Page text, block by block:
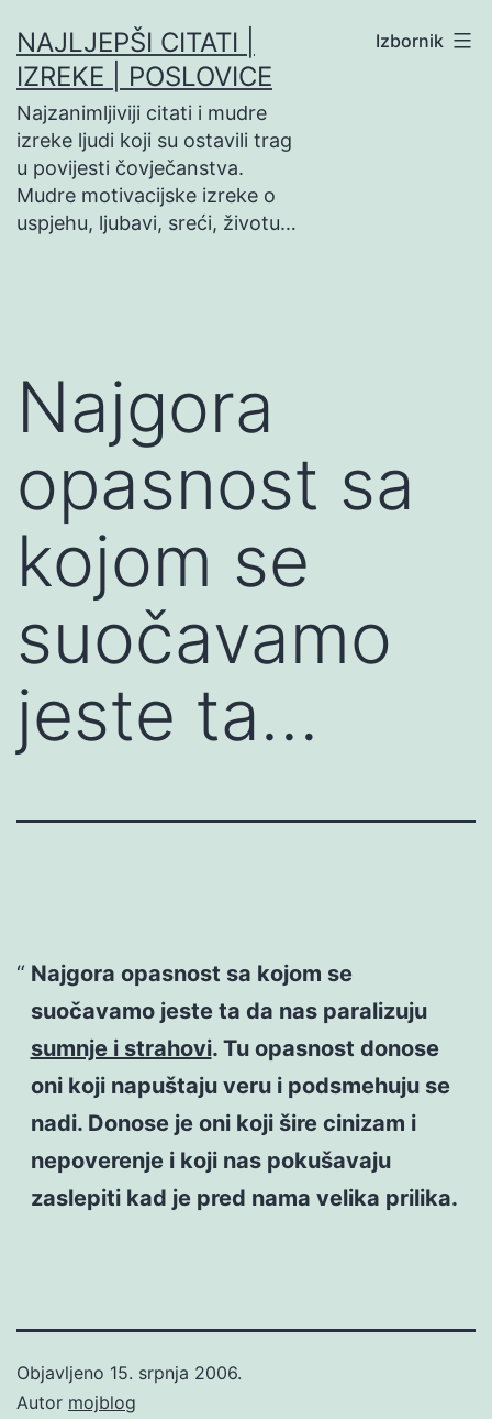
na
sadržaj
NAJLJEPŠI CITATI |
IZREKE | POSLOVICE
Najzanimljiviji citati i mudre
izreke ljudi koji su ostavili trag
u povijesti čovječanstva.
Mudre motivacijske izreke o
uspjehu, ljubavi, sreći, životu…
Izbornik
Najgora
opasnost sa
kojom se
suočavamo
jeste ta…
Najgora opasnost sa kojom se
suočavamo jeste ta da nas paralizuju
sumnje i strahovi. Tu opasnost donose
oni koji napuštaju veru i podsmehuju se
nadi. Donose je oni koji šire cinizam i
nepoverenje i koji nas pokušavaju
zaslepiti kad je pred nama velika prilika.
Objavljeno 15. srpnja 2006.
Autor mojblog